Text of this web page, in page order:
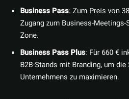
Business Pass: Zum Preis von
Zugang zum Business-
Zone.
Business Pass Plus: Für 660 €
B2B-Stands mit Branding, um
Unternehmens zu maximieren.